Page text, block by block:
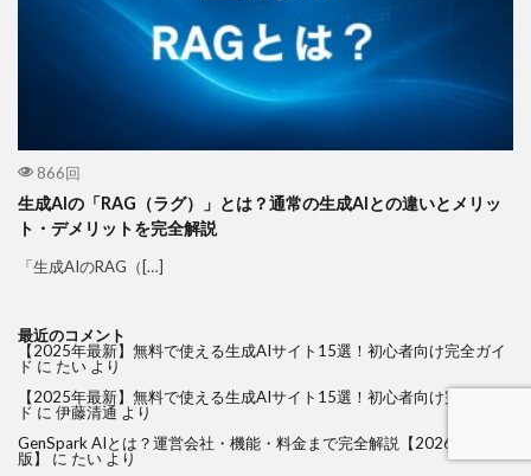
866回
生成AIの「RAG（ラグ）」とは？通常の生成AIとの違いとメリッ
ト・デメリットを完全解説
「生成AIのRAG（[…]
最近のコメント
【2025年最新】無料で使える生成AIサイト15選！初心者向け完全ガイ
ド に たい より
【2025年最新】無料で使える生成AIサイト15選！初心者向け完全ガイ
ド に 伊藤清通 より
GenSpark AIとは？運営会社・機能・料金まで完全解説【2026年最新
版】
に たい より